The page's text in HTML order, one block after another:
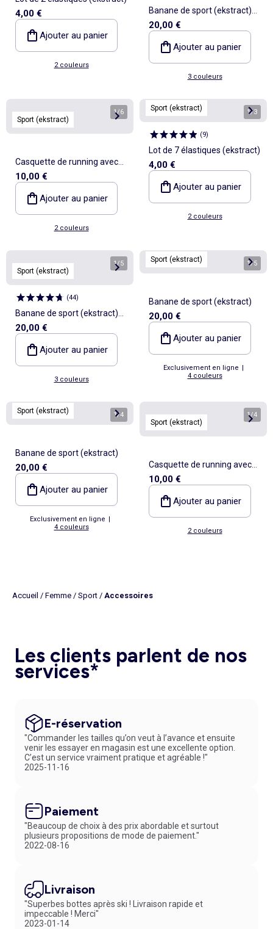
4,00 €
Ajouter au panier
2 couleurs
Banane de sport (ekstract)
avec poches extérieures et
intérieures 15x40 cm
20,00 €
Ajouter au panier
3 couleurs
Sport (ekstract)
1/6
Casquette de running avec
visière souple - (ekstract)
10,00 €
Ajouter au panier
2 couleurs
Sport (ekstract) 1/3
(9)
Lot de 7 élastiques (ekstract)
4,00 €
Ajouter au panier
2 couleurs
Sport (ekstract)
1/5
(44)
Banane de sport (ekstract)
avec poches extérieures et
intérieures 15x40 cm
20,00 €
Ajouter au panier
3 couleurs
Sport (ekstract) 1/5
Banane de sport (ekstract)
20,00 €
Ajouter au panier
Exclusivement en ligne |
4 couleurs
Sport (ekstract) 1/4
Banane de sport (ekstract)
20,00 €
Ajouter au panier
Exclusivement en ligne |
4 couleurs
Sport (ekstract)
1/4
Casquette de running avec
visière souple - (ekstract)
10,00 €
Ajouter au panier
2 couleurs
Accueil / Femme / Sport / Accessoires
Les clients parlent de nos
services*
E-réservation
"Commander les tailles qu’on veut à l’avance et ensuite
venir les essayer en magasin est une excellente option.
C’est un service vraiment pratique et agréable !"
2025-11-16
Paiement
"Beaucoup de choix à des prix abordable et surtout
plusieurs propositions de mode de paiement."
2022-08-16
Livraison
"Superbes bottes après ski ! Livraison rapide et
impeccable ! Merci"
2023-01-14